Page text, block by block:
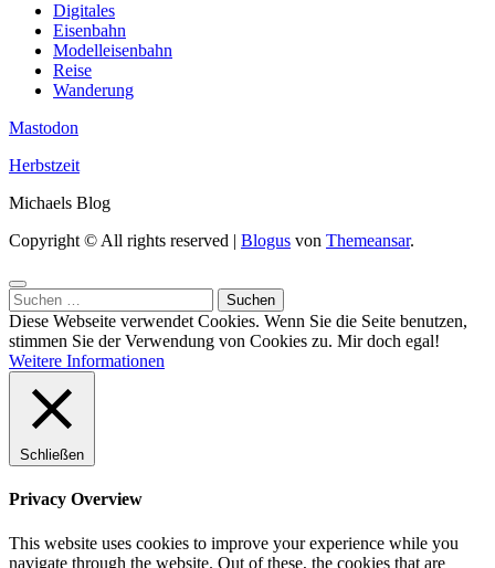
Digitales
Eisenbahn
Modelleisenbahn
Reise
Wanderung
Mastodon
Herbstzeit
Michaels Blog
Copyright © All rights reserved | Blogus von Themeansar.
Suchen
nach:
Diese Webseite verwendet Cookies. Wenn Sie die Seite benutzen,
stimmen Sie der Verwendung von Cookies zu. Mir doch egal!
Weitere Informationen
Schließen
Privacy Overview
This website uses cookies to improve your experience while you
navigate through the website. Out of these, the cookies that are